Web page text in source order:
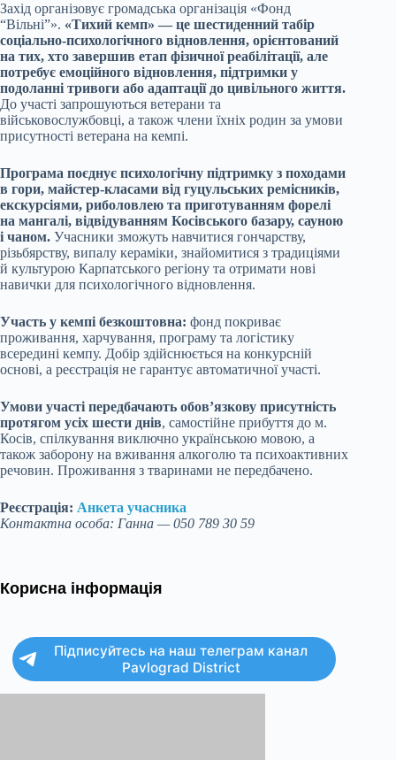
Захід організовує громадська організація «Фонд
“Вільні”». «Тихий кемп» — це шестиденний табір
соціально-психологічного відновлення, орієнтований
на тих, хто завершив етап фізичної реабілітації, але
потребує емоційного відновлення, підтримки у
подоланні тривоги або адаптації до цивільного життя.
До участі запрошуються ветерани та
військовослужбовці, а також члени їхніх родин за умови
присутності ветерана на кемпі.
Програма поєднує психологічну підтримку з походами
в гори, майстер-класами від гуцульських ремісників,
екскурсіями, риболовлею та приготуванням форелі
на мангалі, відвідуванням Косівського базару, сауною
і чаном. Учасники зможуть навчитися гончарству,
різьбярству, випалу кераміки, знайомитися з традиціями
й культурою Карпатського регіону та отримати нові
навички для психологічного відновлення.
Участь у кемпі безкоштовна: фонд покриває
проживання, харчування, програму та логістику
всередині кемпу. Добір здійснюється на конкурсній
основі, а реєстрація не гарантує автоматичної участі.
Умови участі передбачають обов’язкову присутність
протягом усіх шести днів, самостійне прибуття до м.
Косів, спілкування виключно українською мовою, а
також заборону на вживання алкоголю та психоактивних
речовин. Проживання з тваринами не передбачено.
Реєстрація: Анкета учасника
Контактна особа: Ганна — 050 789 30 59
Корисна інформація
Підписуйтесь на наш телеграм канал
Pavlograd District